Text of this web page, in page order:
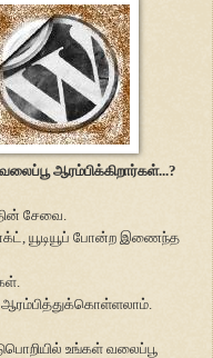
ஆரம்பிக்கிறார்கள்...?
சேவை.
யூடியூப் போன்ற இணைந்த
உங்கள் வலைப்பூ